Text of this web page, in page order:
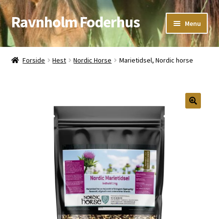
Spring
til
navigation
Spring
til
indhold
Ravnholm Foderhus Menu
Åbningstider
Forside Hest Nordic Horse Marietidsel, Nordic horse